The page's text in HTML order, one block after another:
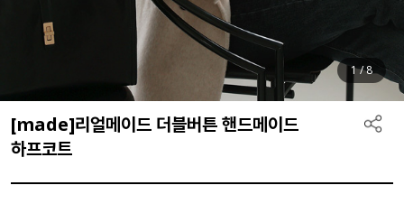
1/8
[made]리얼메이드 더블버튼 핸드메이드
하프코트